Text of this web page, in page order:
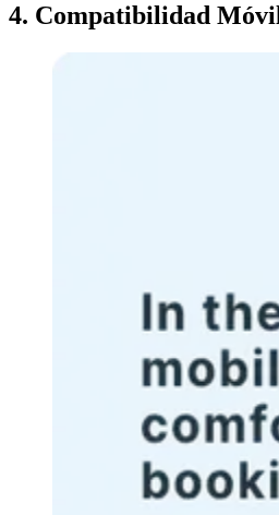
4. Compatibilidad Móvil